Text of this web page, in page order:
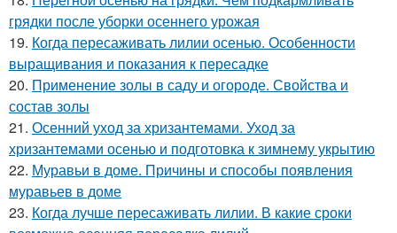
грядки после уборки осеннего урожая
19. Когда пересаживать лилии осенью. Особенности
выращивания и показания к пересадке
20. Применение золы в саду и огороде. Свойства и
состав золы
21. Осенний уход за хризантемами. Уход за
хризантемами осенью и подготовка к зимнему укрытию
22. Муравьи в доме. Причины и способы появления
муравьев в доме
23. Когда лучше пересаживать лилии. В какие сроки